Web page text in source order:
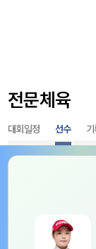
전문체육
대회일정 선수